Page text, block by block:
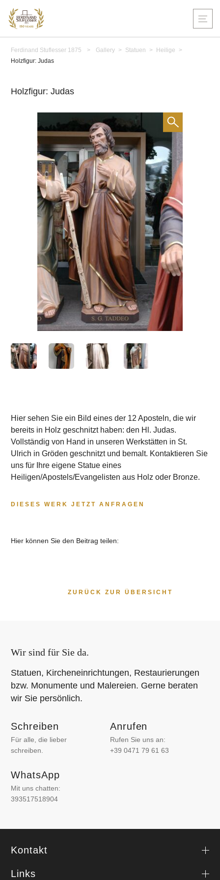
Ferdinand Stuflesser 1875 > Gallery > Statuen > Heilige
>
Holzfigur: Judas
Holzfigur: Judas
Hier sehen Sie ein Bild eines der 12 Aposteln, die wir
bereits in Holz geschnitzt haben: den Hl. Judas.
Vollständig von Hand in unseren Werkstätten in St.
Ulrich in Gröden geschnitzt und bemalt. Kontaktieren Sie
uns für Ihre eigene Statue eines
Heiligen/Apostels/Evangelisten aus Holz oder Bronze.
DIESES WERK JETZT ANFRAGEN
Hier können Sie den Beitrag teilen:
ZURÜCK ZUR ÜBERSICHT
Wir sind für Sie da.
Statuen, Kircheneinrichtungen, Restaurierungen
bzw. Monumente und Malereien. Gerne beraten
wir Sie persönlich.
Schreiben
Für alle, die lieber
schreiben.
Anrufen
Rufen Sie uns an:
+39 0471 79 61 63
WhatsApp
Mit uns chatten:
393517518904
Kontakt
Links